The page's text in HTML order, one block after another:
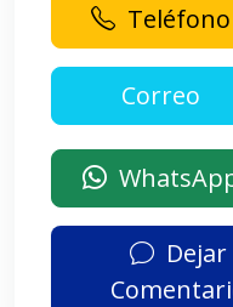
Teléfono
Dejar